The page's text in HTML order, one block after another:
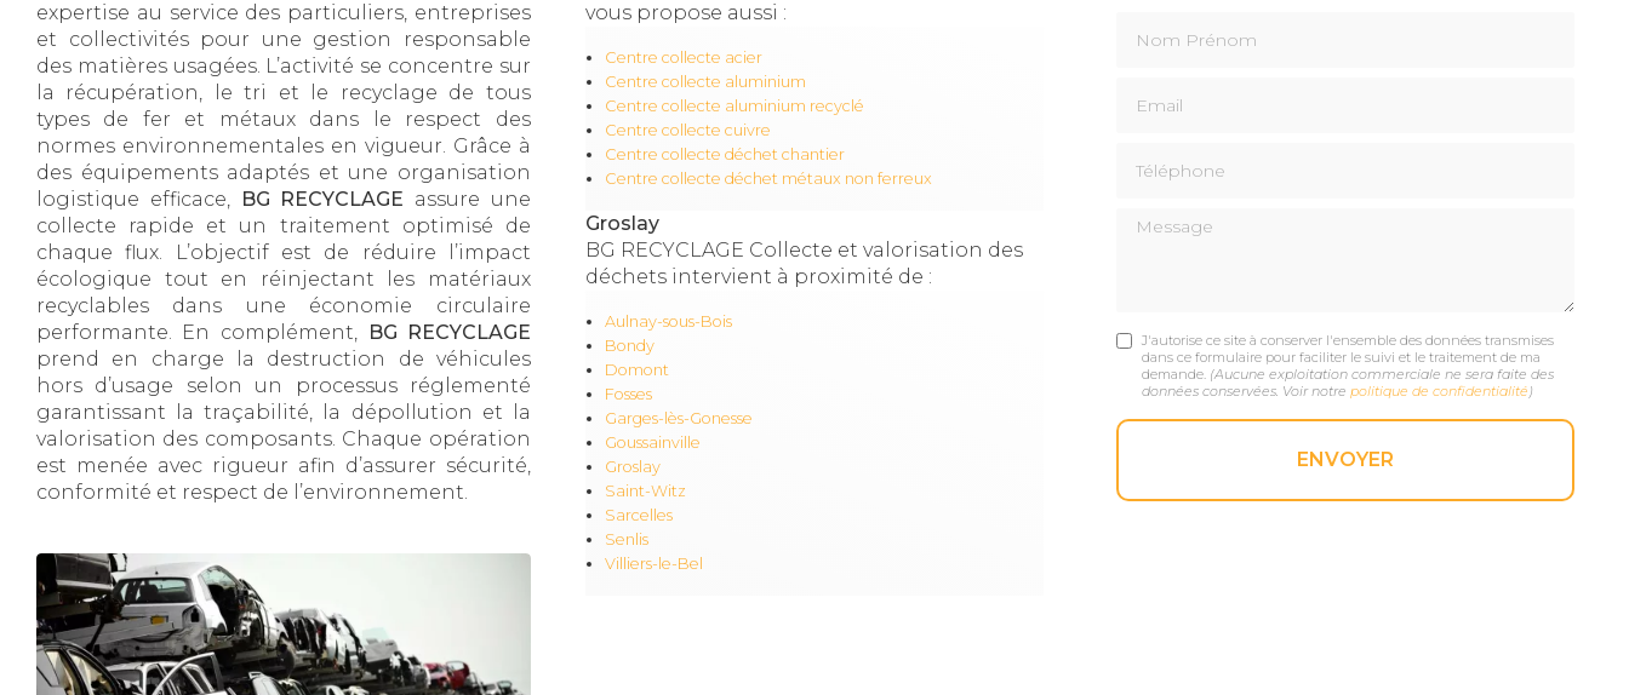
expertise au service des particuliers, entreprises
et collectivités pour une gestion responsable
des matières usagées. L’activité se concentre sur
la récupération, le tri et le recyclage de tous
types de fer et métaux dans le respect des
normes environnementales en vigueur. Grâce à
des équipements adaptés et une organisation
logistique efficace,
BG RECYCLAGE assure une
collecte rapide et un traitement optimisé de
chaque flux. L’objectif est de réduire l’impact
écologique tout en réinjectant les matériaux
recyclables dans une économie circulaire
performante. En complément,
BG RECYCLAGE
prend en charge la destruction de véhicules
hors d’usage selon un processus réglementé
garantissant la traçabilité, la dépollution et la
valorisation des composants. Chaque opération
est menée avec rigueur afin d’assurer sécurité,
conformité et respect de l’environnement.
vous propose aussi :
Centre collecte acier
Centre collecte aluminium
Centre collecte aluminium recyclé
Centre collecte cuivre
Centre collecte déchet chantier
Centre collecte déchet métaux non ferreux
Groslay
BG RECYCLAGE Collecte et valorisation des
déchets intervient à proximité de :
Aulnay-sous-Bois
Bondy
Domont
Fosses
Garges-lès-Gonesse
Goussainville
Groslay
Saint-Witz
Sarcelles
Senlis
Villiers-le-Bel
Message
J'autorise ce site à conserver l'ensemble des données transmises
dans ce formulaire pour faciliter le suivi et le traitement de ma
demande. (Aucune exploitation commerciale ne sera faite des
données conservées. Voir notre politique de confidentialité )